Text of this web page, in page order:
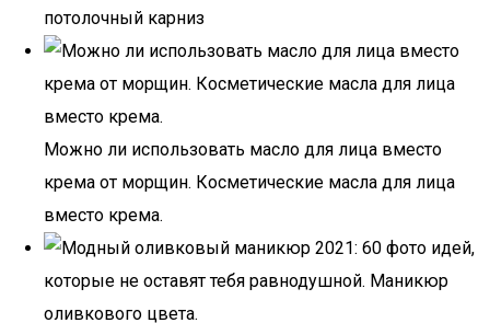
потолочный карниз
Можно ли использовать масло для лица вместо
крема от морщин. Косметические масла для лица
вместо крема.